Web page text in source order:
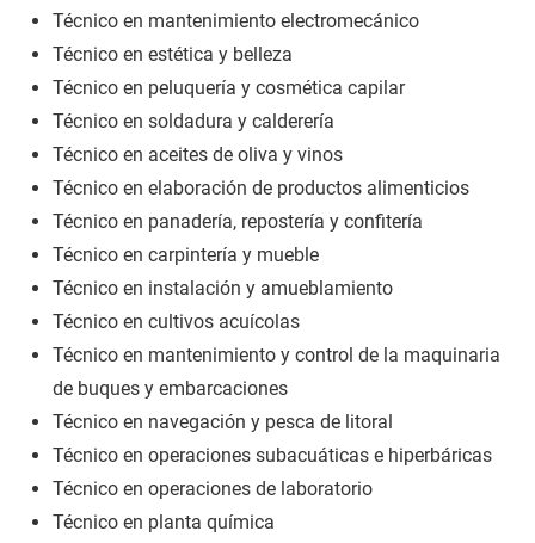
Técnico en mantenimiento electromecánico
Técnico en estética y belleza
Técnico en peluquería y cosmética capilar
Técnico en soldadura y calderería
Técnico en aceites de oliva y vinos
Técnico en elaboración de productos alimenticios
Técnico en panadería, repostería y confitería
Técnico en carpintería y mueble
Técnico en instalación y amueblamiento
Técnico en cultivos acuícolas
Técnico en mantenimiento y control de la maquinaria
de buques y embarcaciones
Técnico en navegación y pesca de litoral
Técnico en operaciones subacuáticas e hiperbáricas
Técnico en operaciones de laboratorio
Técnico en planta química